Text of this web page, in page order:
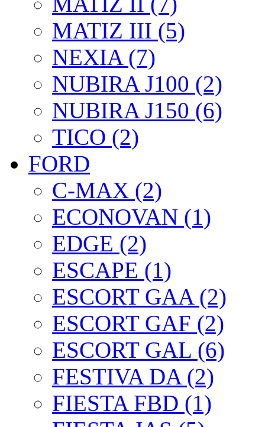
MATIZ III (5)
NEXIA (7)
NUBIRA J100 (2)
NUBIRA J150 (6)
TICO (2)
FORD
C-MAX (2)
ECONOVAN (1)
EDGE (2)
ESCAPE (1)
ESCORT GAA (2)
ESCORT GAF (2)
ESCORT GAL (6)
FESTIVA DA (2)
FIESTA FBD (1)